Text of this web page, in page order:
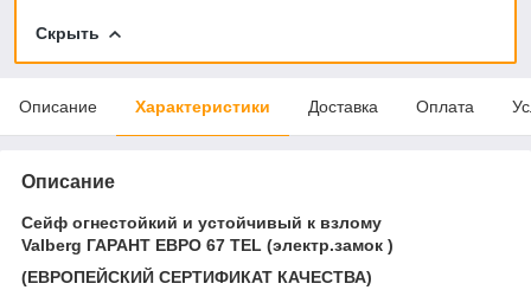
Скрыть
Описание Характеристики Доставка Оплата
Описание
Сейф огнестойкий и устойчивый к взлому
Valberg ГАРАНТ ЕВРО 67 TEL (электр.замок )
(ЕВРОПЕЙСКИЙ СЕРТИФИКАТ КАЧЕСТВА)